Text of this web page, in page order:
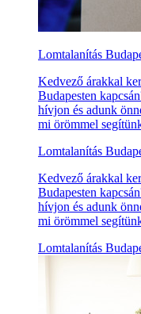
Lomtalanítás
Kedvező árakkal
Budapesten
hívjon és adunk
mi örömmel
Lomtalanítás
Kedvező árakkal
Budapesten
hívjon és adunk
mi örömmel
Lomtalanítás